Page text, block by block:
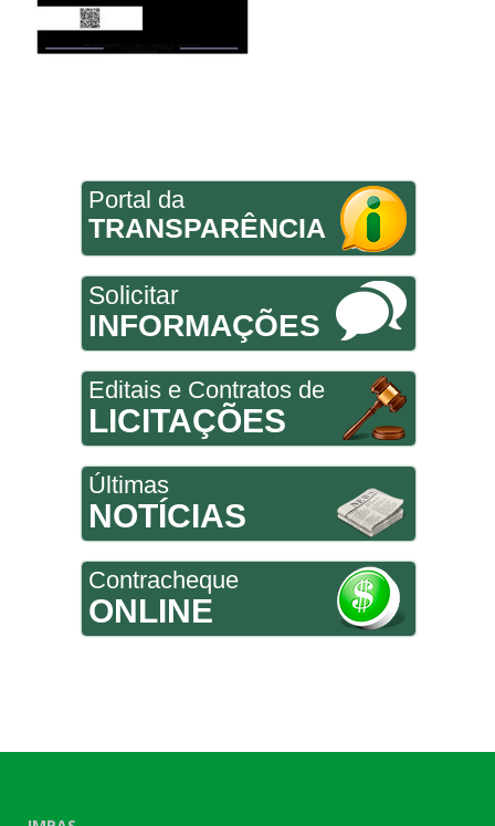
Portal da
TRANSPARÊNCIA
Solicitar
INFORMAÇÕES
Editais e Contratos de
LICITAÇÕES
Últimas
NOTÍCIAS
Contracheque
ONLINE